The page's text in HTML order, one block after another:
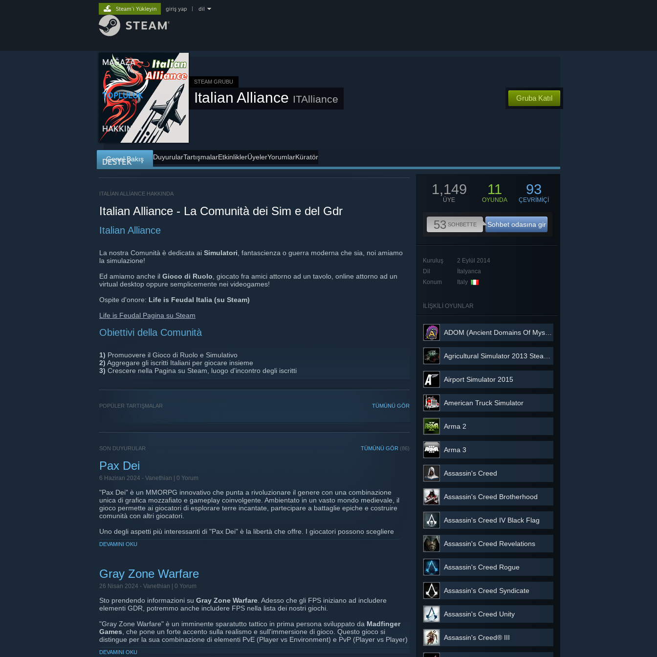
MAĞAZA
TOPLULUK
HAKKINDA
DESTEK
Steam'i Yükleyin giriş yap dil
STEAM GRUBU
Italian Alliance ITAlliance Gruba Katıl
Genel Bakış DuyurularTartışmalarEtkinliklerÜyelerYorumlarKüratör
ITALIAN ALLIANCE HAKKINDA
Italian Alliance - La Comunità dei Sim e del Gdr
Italian Alliance
La nostra Comunità è dedicata ai Simulatori , fantascienza o guerra moderna che sia, noi amiamo
la simulazione!
Ed amiamo anche il Gioco di Ruolo , giocato fra amici attorno ad un tavolo, online attorno ad un
virtual desktop oppure semplicemente nei videogames!
Ospite d'onore: Life is Feudal Italia (su Steam)
Life is Feudal Pagina su Steam
Obiettivi della Comunità
1) Promuovere il Gioco di Ruolo e Simulativo
2) Aggregare gli iscritti Italiani per giocare insieme
3) Crescere nella Pagina su Steam, luogo d'incontro degli iscritti
TÜMÜNÜ GÖR
POPÜLER TARTIŞMALAR
TÜMÜNÜ GÖR (86)
SON DUYURULAR
Pax Dei
6 Haziran 2024 - Vanethian | 0 Yorum
"Pax Dei" è un MMORPG innovativo che punta a rivoluzionare il genere con una combinazione
unica di grafica mozzafiato e gameplay coinvolgente. Ambientato in un vasto mondo medievale, il
gioco permette ai giocatori di esplorare terre incantate, partecipare a battaglie epiche e costruire
comunità con altri giocatori.
Uno degli aspetti più interessanti di "Pax Dei" è la libertà che offre. I giocatori possono scegliere
società del gioco. Le meccaniche di crafting e commercio sono particolarmente ben sviluppate,
La grafica del gioco è un vero punto di forza, con paesaggi dettagliati e animazioni fluide che
rendono l'esperienza visiva estremamente piacevole. Il sistema di combattimento è dinamico e
strategico, richiedendo abilità e tattica per avere successo nelle battaglie.
In sintesi, "Pax Dei" promette di offrire un'esperienza di gioco ricca e immersiva, capace di
catturare l'attenzione sia dei veterani del genere che dei nuovi giocatori.
Non perdere l'occasione di provarlo in anteprima: l'Early Access su Steam sarà disponibile a
partire dal 18 giugno.
DEVAMINI OKU
Gray Zone Warfare
26 Nisan 2024 - Vanethian | 0 Yorum
Sto prendendo informazioni su Gray Zone Warfare . Adesso che gli FPS iniziano ad includere
elementi GDR, potremmo anche includere FPS nella lista dei nostri giochi.
"Gray Zone Warfare" è un imminente sparatutto tattico in prima persona sviluppato da Madfinger
Games , che pone un forte accento sulla realismo e sull'immersione di gioco. Questo gioco si
distingue per la sua combinazione di elementi PvE (Player vs Environment) e PvP (Player vs Player)
DEVAMINI OKU
1,149
ÜYE
11
OYUNDA
93
ÇEVRİMİÇİ
53 SOHBETTE Sohbet odasına gir
Kuruluş
2 Eylül 2014
Dil
İtalyanca
Konum
Italy
İLİŞKİLİ OYUNLAR
ADOM (Ancient Domains Of Mystery)
Agricultural Simulator 2013 Steam Edition
Airport Simulator 2015
American Truck Simulator
Arma 2
Arma 3
Assassin's Creed
Assassin's Creed Brotherhood
Assassin's Creed IV Black Flag
Assassin's Creed Revelations
Assassin's Creed Rogue
Assassin's Creed Syndicate
Assassin's Creed Unity
Assassin's Creed® III